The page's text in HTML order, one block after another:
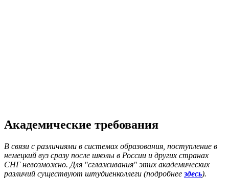
Академические требования
В связи с различиями в системах образования, поступление в
немецкий вуз сразу после школы в России и других странах
СНГ невозможно. Для "сглаживания" этих академических
различий существуют штудиенколлеги (подробнее здесь).